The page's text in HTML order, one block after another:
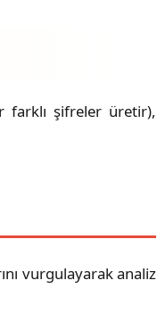
farklı şifreler üretir),
vurgulayarak analiz